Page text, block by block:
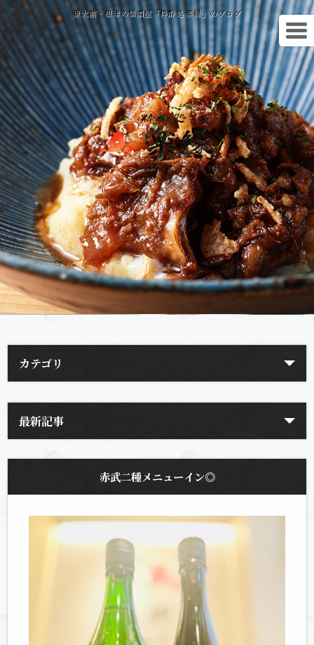
東大前・根津の居酒屋「粋酔処 楽縁」のブログ
カテゴリ
最新記事
赤武二種メニューイン◎